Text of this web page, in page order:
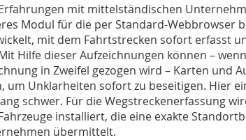
mit mittelständischen
Modul für die per Standard-Webbrowser
mit dem Fahrtstrecken sofort erfasst
Hilfe dieser Aufzeichnungen können –
in Zweifel gezogen wird – Karten und
um Unklarheiten sofort zu beseitigen. Hier
schwer. Für die Wegstreckenerfassung
installiert, die eine exakte
übermittelt.